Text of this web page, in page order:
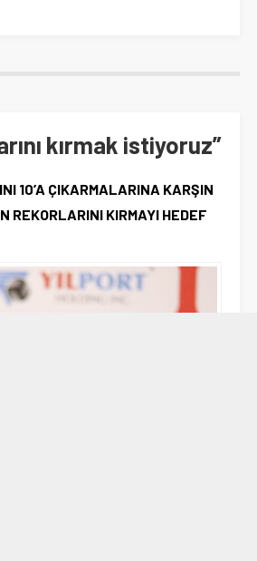
kırmak istiyoruz”
10’A ÇIKARMALARINA KARŞIN
REKORLARINI KIRMAYI HEDEF